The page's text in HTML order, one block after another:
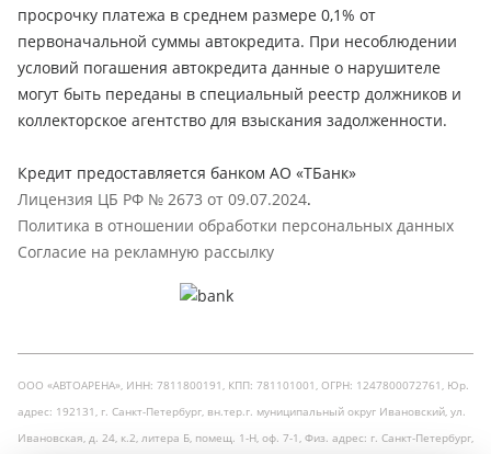
просрочку платежа в среднем размере 0,1% от
первоначальной суммы автокредита. При несоблюдении
условий погашения автокредита данные о нарушителе
могут быть переданы в специальный реестр должников и
коллекторское агентство для взыскания задолженности.
Кредит предоставляется банком АО «ТБанк»
Лицензия ЦБ РФ № 2673 от 09.07.2024.
Политика в отношении обработки персональных данных
Согласие на рекламную рассылку
ООО «АВТОАРЕНА», ИНН: 7811800191, КПП: 781101001, ОГРН: 1247800072761, Юр.
адрес: 192131, г. Санкт-Петербург, вн.тер.г. муниципальный округ Ивановский, ул.
Ивановская, д. 24, к.2, литера Б, помещ. 1-Н, оф. 7-1, Физ. адрес: г. Санкт-Петербург,